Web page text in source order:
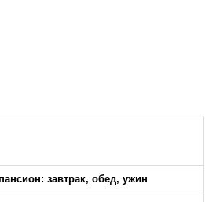
завтрак, обед, ужин